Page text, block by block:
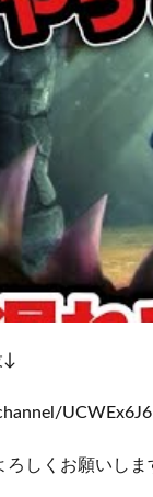
↓
ろしくお願いしま